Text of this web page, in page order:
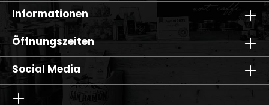
Informationen
Öffnungszeiten
Social Media